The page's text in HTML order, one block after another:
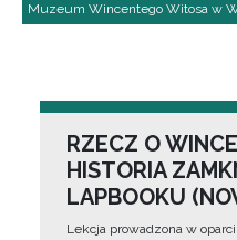
Muzeum Wincentego Witosa w
RZECZ O
HISTORIA
LAPBOOKU
Lekcja prowadzona w